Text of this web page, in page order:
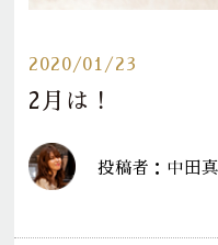
2020/01/23
2月は！
投稿者：中田